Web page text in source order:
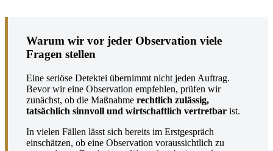
Warum wir vor jeder Observation viele
Fragen stellen
Eine seriöse Detektei übernimmt nicht jeden Auftrag.
Bevor wir eine Observation empfehlen, prüfen wir
zunächst, ob die Maßnahme rechtlich zulässig,
tatsächlich sinnvoll und wirtschaftlich vertretbar ist.
In vielen Fällen lässt sich bereits im Erstgespräch
einschätzen, ob eine Observation voraussichtlich zu